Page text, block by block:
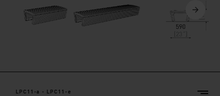
LPC11-a - LPC11-e